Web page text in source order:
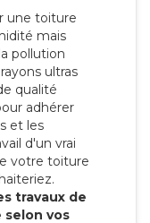
une toiture
mais
pollution
ultras
qualité
adhérer
et les
d'un vrai
votre toiture
travaux de
vos